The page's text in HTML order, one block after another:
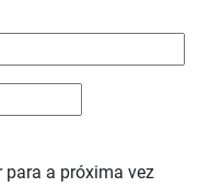
para a próxima vez